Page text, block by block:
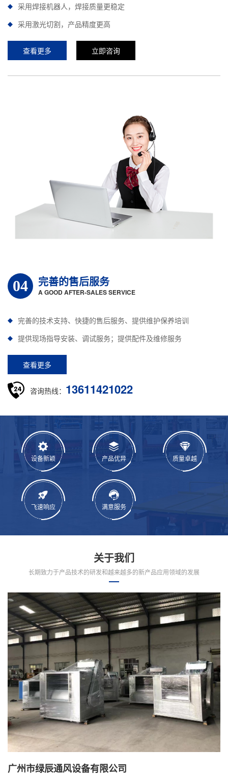
采用焊接机器人，焊接质量更稳定
采用激光切割，产品精度更高
查看更多 立即咨询
04 完善的售后服务
A GOOD AFTER-SALES SERVICE
完善的技术支持、快捷的售后服务、提供维护保养培训
提供现场指导安装、调试服务；提供配件及维修服务
查看更多
咨询热线： 13611421022
设备新颖 产品优异 质量卓越
飞速响应 满意服务
关于我们
长期致力于产品技术的研发和越来越多的新产品应用领域的发展
广州市绿辰通风设备有限公司